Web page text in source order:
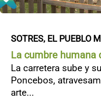
SOTRES, EL PUEBLO
La cumbre humana
La carretera sube y
Poncebos,
arte...